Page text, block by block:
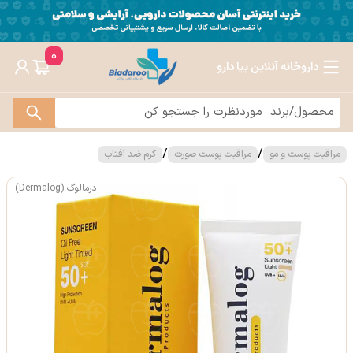
داروخانه آنلاین بیا دارو
0
مراقبت پوست و مو / مراقبت پوست صورت / کرم ضد آفتاب
درمالوگ (Dermalog)